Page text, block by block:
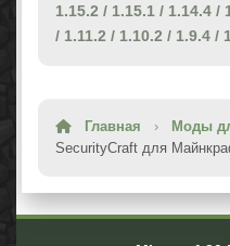
1.15.2 / 1.15.1 / 1.14.4 /
/ 1.11.2 / 1.10.2 / 1.9.4 /
Главная › Моды
SecurityCraft для